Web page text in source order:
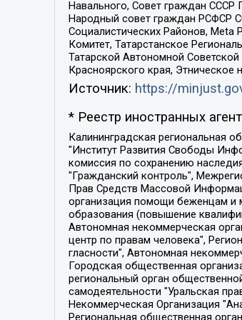
Навального, Совет граждан СССР
Народный совет граждан РСФСР
Социалистических Районов,
Комитет, Татарстанское
Татарской Автономной
Красноярского края,
Источник: https://
* Реестр иностранных
Калининградская региональная общественная организация "Экозащита!-Женсовет", Фонд содействия защите прав и свобод граждан "Общественный вердикт", Фонд "Институт Развития Свободы Информации", Частное учреждение "Информационное агентство МЕМО. РУ", Региональная общественная организация "Общественная комиссия по сохранению наследия академика Сахарова", Фонд поддержки свободы прессы, Санкт-Петербургская общественная правозащитная организация "Гражданский контроль", Межрегиональная общественная организация "Информационно-просветительский центр "Мемориал", Региональный Фонд "Центр Защиты Прав Средств Массовой Информации", с 05.12.2023 Фонд "Центр Защиты Прав Средств массовой информации", Региональная общественная благотворительная организация помощи беженцам и мигрантам "Гражданское содействие", Негосударственное образовательное учреждение дополнительного профессионального образования (повышение квалификации) специалистов "АКАДЕМИЯ ПО ПРАВАМ ЧЕЛОВЕКА", Свердловская региональная общественная организация "Сутяжник", Автономная некоммерческая организация "Центр независимых социологических исследований", Союз общественных объединений "Российский исследовательский центр по правам человека", Региональное общественное учреждение научно-информационный центр "МЕМОРИАЛ", Некоммерческая организация "Фонд защиты гласности", Автономная некоммерческая организация "Институт прав человека", Городская общественная организация "Екатеринбургское общество "МЕМОРИАЛ", Городская общественная организация "Рязанское историко-просветительское и правозащитное общество "Мемориал" (Рязанский Мемориал), Челябинский региональный орган общественной самодеятельности – женское общественное объединение "Женщины Евразии", Челябинский региональный орган общественной самодеятельности "Уральская правозащитная группа", Фонд содействия защите здоровья и социальной справедливости имени Андрея Рылькова, Автономная Некоммерческая Организация "Аналитический Центр Юрия Левады", Автономная некоммерческая